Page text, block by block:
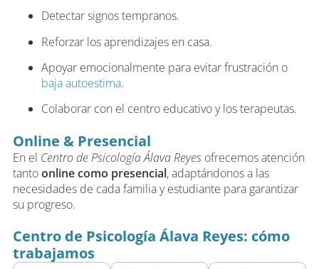
Detectar signos tempranos.
Reforzar los aprendizajes en casa.
Apoyar emocionalmente para evitar frustración o
baja autoestima.
Colaborar con el centro educativo y los terapeutas.
Online & Presencial
En el Centro de Psicología Álava Reyes ofrecemos atención
tantoonline como presencial, adaptándonos a las
necesidades de cada familia y estudiante para garantizar
su progreso.
Centro de Psicología Álava Reyes: cómo
trabajamos